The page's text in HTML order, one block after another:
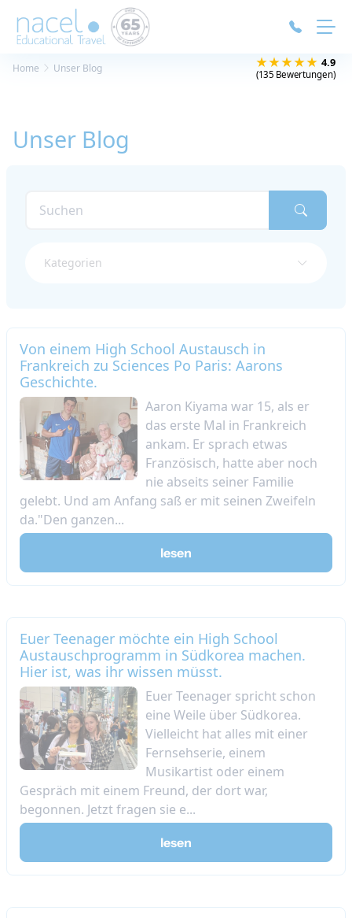
★★★★★ 4.9
(135 Bewertungen)
Home Unser Blog
Unser Blog
Kategorien
Von einem High School Austausch in
Frankreich zu Sciences Po Paris: Aarons
Geschichte.
Aaron Kiyama war 15, als er
das erste Mal in Frankreich
ankam. Er sprach etwas
Französisch, hatte aber noch
nie abseits seiner Familie
gelebt. Und am Anfang saß er mit seinen Zweifeln
da."Den ganzen...
lesen
Euer Teenager möchte ein High School
Austauschprogramm in Südkorea machen.
Hier ist, was ihr wissen müsst.
Euer Teenager spricht schon
eine Weile über Südkorea.
Vielleicht hat alles mit einer
Fernsehserie, einem
Musikartist oder einem
Gespräch mit einem Freund, der dort war,
begonnen. Jetzt fragen sie e...
lesen
Cookie-Einstellungen